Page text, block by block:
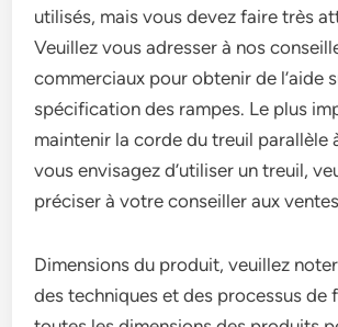
utilisés, mais vous devez faire très
Veuillez vous adresser à nos
commerciaux pour obtenir de l’aide
spécification des rampes. Le plus
maintenir la corde du treuil parallèle
vous envisagez d’utiliser un treuil,
préciser à votre conseiller aux
Dimensions du produit, veuillez noter
des techniques et des processus de